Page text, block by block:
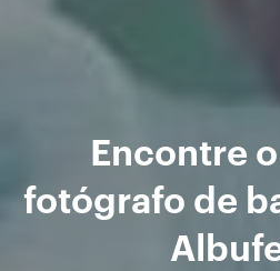
Encontre
fotógrafo de